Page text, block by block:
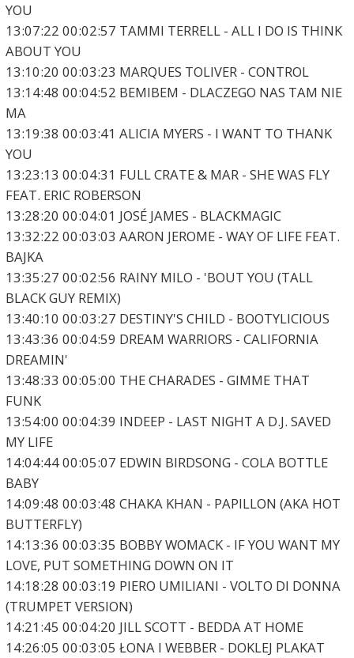
YOU
13:07:22 00:02:57 TAMMI TERRELL - ALL I DO IS THINK
ABOUT YOU
13:10:20 00:03:23 MARQUES TOLIVER - CONTROL
13:14:48 00:04:52 BEMIBEM - DLACZEGO NAS TAM NIE
MA
13:19:38 00:03:41 ALICIA MYERS - I WANT TO THANK
YOU
13:23:13 00:04:31 FULL CRATE & MAR - SHE WAS FLY
FEAT. ERIC ROBERSON
13:28:20 00:04:01 JOSÉ JAMES - BLACKMAGIC
13:32:22 00:03:03 AARON JEROME - WAY OF LIFE FEAT.
BAJKA
13:35:27 00:02:56 RAINY MILO - 'BOUT YOU (TALL
BLACK GUY REMIX)
13:40:10 00:03:27 DESTINY'S CHILD - BOOTYLICIOUS
13:43:36 00:04:59 DREAM WARRIORS - CALIFORNIA
DREAMIN'
13:48:33 00:05:00 THE CHARADES - GIMME THAT
FUNK
13:54:00 00:04:39 INDEEP - LAST NIGHT A D.J. SAVED
MY LIFE
14:04:44 00:05:07 EDWIN BIRDSONG - COLA BOTTLE
BABY
14:09:48 00:03:48 CHAKA KHAN - PAPILLON (AKA HOT
BUTTERFLY)
14:13:36 00:03:35 BOBBY WOMACK - IF YOU WANT MY
LOVE, PUT SOMETHING DOWN ON IT
14:18:28 00:03:19 PIERO UMILIANI - VOLTO DI DONNA
(TRUMPET VERSION)
14:21:45 00:04:20 JILL SCOTT - BEDDA AT HOME
14:26:05 00:03:05 ŁONA I WEBBER - DOKLEJ PLAKAT